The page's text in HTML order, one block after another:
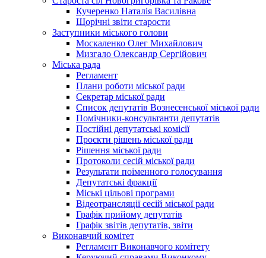
Кучеренко Наталія Василівна
Щорічні звіти старости
Заступники міського голови
Москаленко Олег Михайлович
Мизгало Олександр Сергійович
Міська рада
Регламент
Плани роботи міської ради
Секретар міської ради
Список депутатів Вознесенської міської ради
Помічники-консультанти депутатів
Постійні депутатські комісії
Проєкти рішень міської ради
Рішення міської ради
Протоколи сесій міської ради
Результати поіменного голосування
Депутатські фракції
Міські цільові програми
Відеотрансляції сесій міської ради
Графік прийому депутатів
Графік звітів депутатів, звіти
Виконавчий комітет
Регламент Виконавчого комітету